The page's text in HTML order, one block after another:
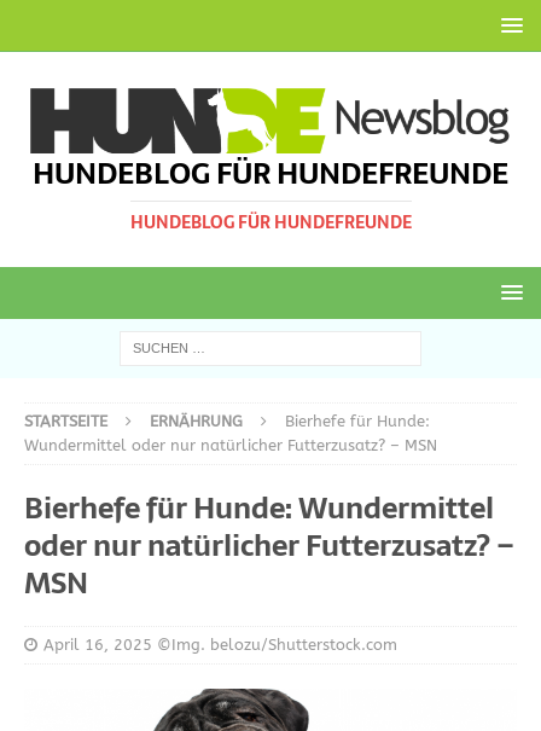
HUNDEBLOG FÜR HUNDEFREUNDE
HUNDEBLOG FÜR HUNDEFREUNDE
STARTSEITE ERNÄHRUNG
Bierhefe für Hunde:
Wundermittel oder nur natürlicher Futterzusatz? – MSN
Bierhefe für Hunde: Wundermittel
oder nur natürlicher Futterzusatz? –
MSN
April 16, 2025 ©Img. belozu/Shutterstock.com